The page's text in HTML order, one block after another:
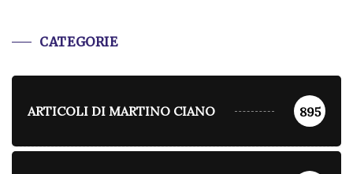
CATEGORIE
ARTICOLI DI MARTINO CIANO 895